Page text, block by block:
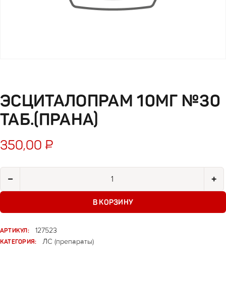
ЭСЦИТАЛОПРАМ 10МГ №30
ТАБ.(ПРАНА)
350,00 ₽
− +
В КОРЗИНУ
АРТИКУЛ:
127523
КАТЕГОРИЯ:
ЛС (препараты)